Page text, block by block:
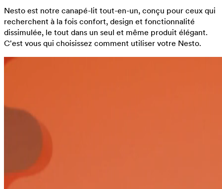
Nesto est notre canapé-lit tout-en-un, conçu pour ceux qui
recherchent à la fois confort, design et fonctionnalité
dissimulée, le tout dans un seul et même produit élégant.
C'est vous qui choisissez comment utiliser votre Nesto.